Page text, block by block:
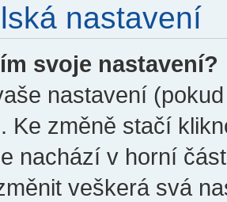
nastavení
svoje nastavení?
nastavení
Ke změně stačí
nachází v horní
veškerá svá